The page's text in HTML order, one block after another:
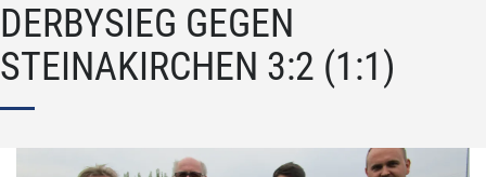
DERBYSIEG GEGEN
STEINAKIRCHEN 3:2 (1:1)